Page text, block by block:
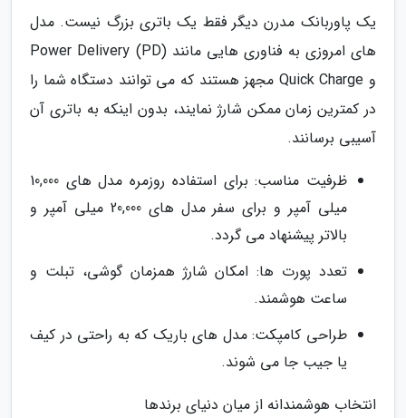
یک پاوربانک مدرن دیگر فقط یک باتری بزرگ نیست. مدل
های امروزی به فناوری هایی مانند Power Delivery (PD)
و Quick Charge مجهز هستند که می توانند دستگاه شما را
در کمترین زمان ممکن شارژ نمایند، بدون اینکه به باتری آن
آسیبی برسانند.
ظرفیت مناسب: برای استفاده روزمره مدل های 10,000
میلی آمپر و برای سفر مدل های 20,000 میلی آمپر و
بالاتر پیشنهاد می گردد.
تعدد پورت ها: امکان شارژ همزمان گوشی، تبلت و
ساعت هوشمند.
طراحی کامپکت: مدل های باریک که به راحتی در کیف
یا جیب جا می شوند.
انتخاب هوشمندانه از میان دنیای برندها